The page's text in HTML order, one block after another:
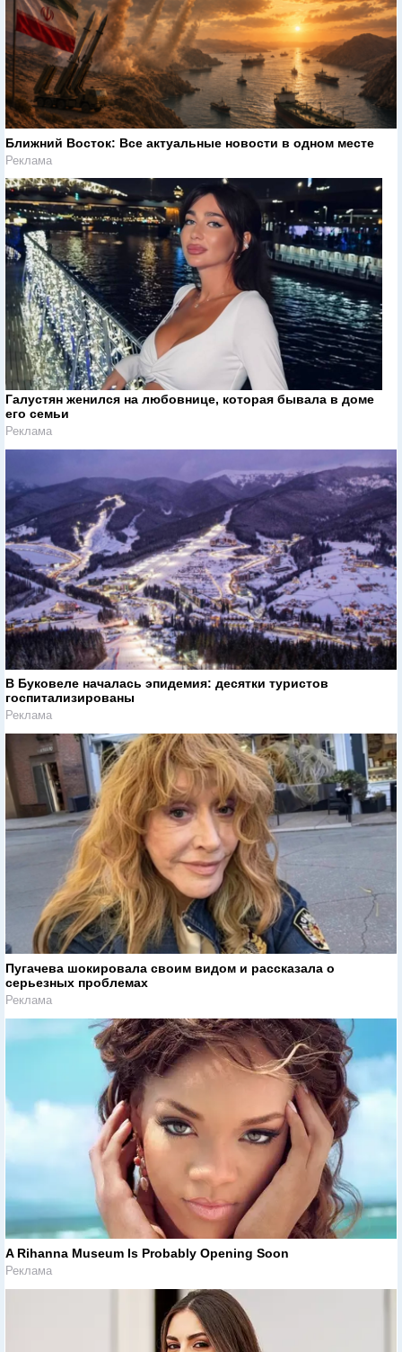
Ближний Восток: Все актуальные новости в одном месте
Реклама
Галустян женился на любовнице, которая бывала в доме
его семьи
Реклама
В Буковеле началась эпидемия: десятки туристов
госпитализированы
Реклама
Пугачева шокировала своим видом и рассказала о
серьезных проблемах
Реклама
A Rihanna Museum Is Probably Opening Soon
Реклама